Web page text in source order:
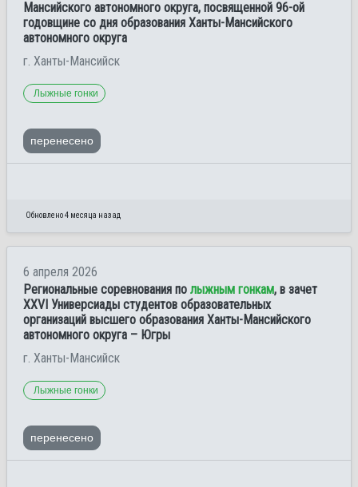
Мансийского автономного округа, посвященной 96-ой
годовщине со дня образования Ханты-Мансийского
автономного округа
г. Ханты-Мансийск
Лыжные гонки
перенесено
Обновлено 4 месяца назад
6 апреля 2026
Региональные соревнования по лыжным гонкам, в зачет
XXVI Универсиады студентов образовательных
организаций высшего образования Ханты-Мансийского
автономного округа – Югры
г. Ханты-Мансийск
Лыжные гонки
перенесено